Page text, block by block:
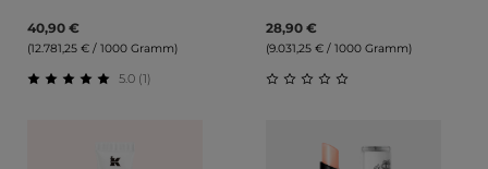
40,90 €
(12.781,25 € / 1000 Gramm)
5.0 (1)
28,90 €
(9.031,25 € / 1000 Gramm)